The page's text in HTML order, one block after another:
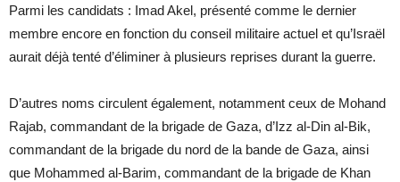
Parmi les candidats : Imad Akel, présenté comme le dernier
membre encore en fonction du conseil militaire actuel et qu’Israël
aurait déjà tenté d’éliminer à plusieurs reprises durant la guerre.
D’autres noms circulent également, notamment ceux de Mohand
Rajab, commandant de la brigade de Gaza, d’Izz al-Din al-Bik,
commandant de la brigade du nord de la bande de Gaza, ainsi
que Mohammed al-Barim, commandant de la brigade de Khan